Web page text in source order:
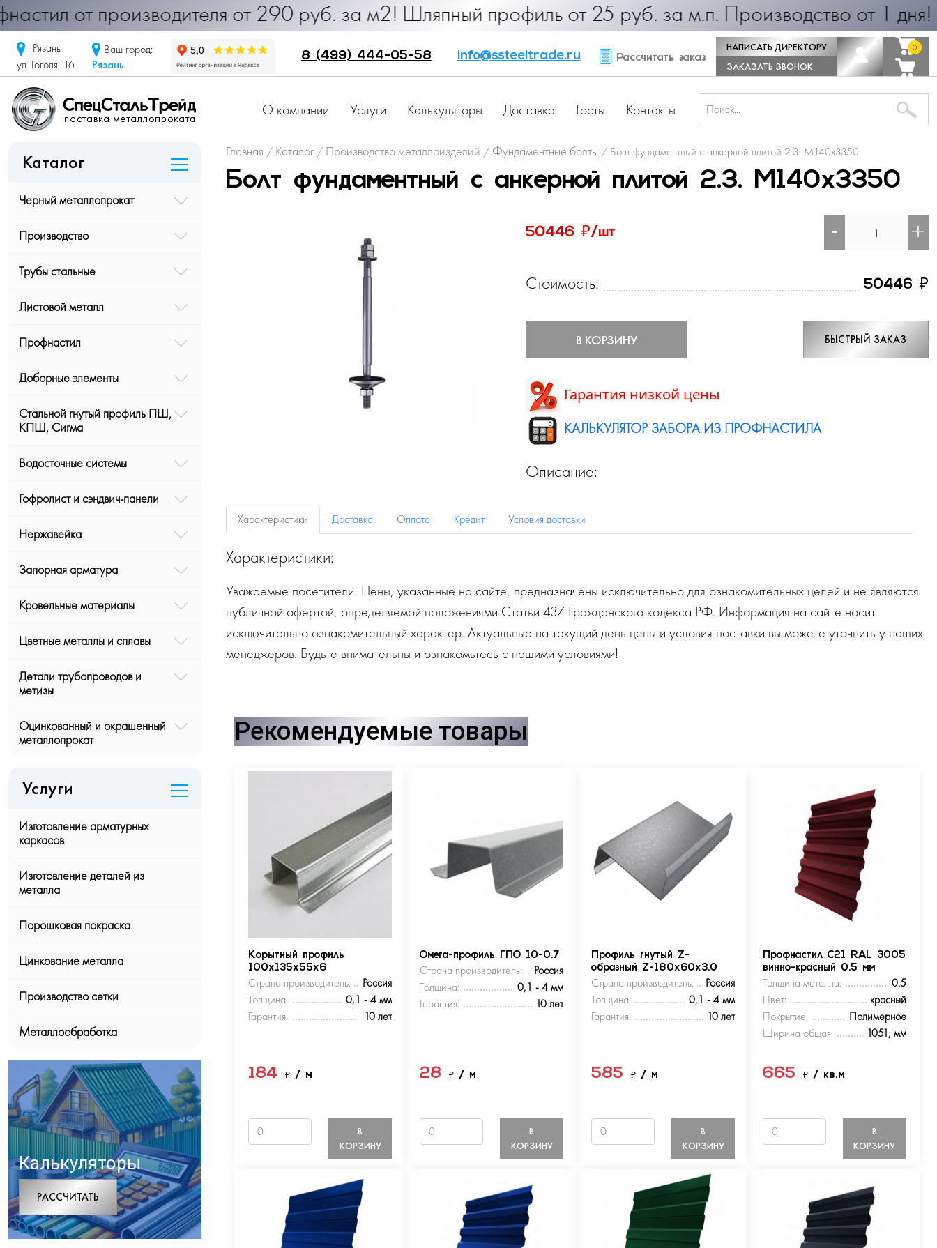
Профнастил от производителя от 290 руб. за м2! Шляпный профиль от 25 руб. за м.п. Производство от
г. Рязань
ул. Гоголя, 16
Ваш город:
Рязань
8 (499) 444-05-58 info@ssteeltrade.ru Рассчитать заказ
НАПИСАТЬ ДИРЕКТОРУ
ЗАКАЗАТЬ ЗВОНОК
0
0
О компании Услуги Калькуляторы Доставка Госты Контакты
Каталог
Черный металлопрокат
Производство
Трубы стальные
Листовой металл
Профнастил
Доборные элементы
Стальной гнутый профиль ПШ,
КПШ, Сигма
Водосточные системы
Гофролист и сэндвич-панели
Нержавейка
Запорная арматура
Кровельные материалы
Цветные металлы и сплавы
Детали трубопроводов и
метизы
Оцинкованный и окрашенный
металлопрокат
Услуги
Изготовление арматурных
каркасов
Изготовление деталей из
металла
Порошковая покраска
Цинкование металла
Производство сетки
Металлообработка
Калькуляторы
РАCСЧИТАТЬ
Главная / Каталог / Производство металлоизделий / Фундаментные болты / Болт фундаментный с анкерной плитой 2.3. М140х3350
Болт фундаментный с анкерной плитой 2.3. М140х3350
50446 ₽/шт - +
Стоимость: 50446 ₽
В КОРЗИНУ БЫСТРЫЙ ЗАКАЗ
Гарантия низкой цены
КАЛЬКУЛЯТОР ЗАБОРА ИЗ ПРОФНАСТИЛА
Описание:
Характеристики Доставка Оплата Кредит Условия доставки
Характеристики:
Уважаемые посетители! Цены, указанные на сайте, предназначены исключительно для ознакомительных целей и не являются
публичной офертой, определяемой положениями Статьи 437 Гражданского кодекса РФ. Информация на сайте носит
исключительно ознакомительный характер. Актуальные на текущий день цены и условия поставки вы можете уточнить у наших
менеджеров. Будьте внимательны и ознакомьтесь с нашими условиями!
Рекомендуемые товары
Корытный профиль
100х135х55х6
Страна производитель:
Россия
Толщина:
0,1 - 4 мм
Гарантия:
10 лет
184₽/ м
В
КОРЗИНУ
Омега-профиль ГПО 10-0.7
Страна производитель:
Россия
Толщина:
0,1 - 4 мм
Гарантия:
10 лет
28₽/ м
В
КОРЗИНУ
Профиль гнутый Z-
образный Z-180х60х3.0
Страна производитель:
Россия
Толщина:
0,1 - 4 мм
Гарантия:
10 лет
585₽/ м
В
КОРЗИНУ
Профнастил С21 RAL 3005
винно-красный 0.5 мм
Толщина металла:
0.5
Цвет:
красный
Покрытие:
Полимерное
Ширина общая:
1051, мм
665 ₽ / кв.м
В
КОРЗИНУ